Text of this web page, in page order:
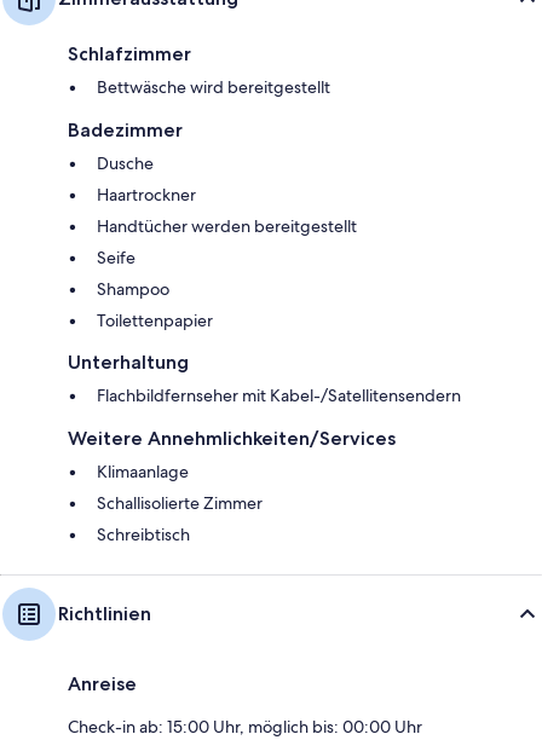
Schlafzimmer
Bettwäsche wird bereitgestellt
Badezimmer
Dusche
Haartrockner
Handtücher werden bereitgestellt
Seife
Shampoo
Toilettenpapier
Unterhaltung
Flachbildfernseher mit Kabel-/Satellitensendern
Weitere Annehmlichkeiten/Services
Klimaanlage
Schallisolierte Zimmer
Schreibtisch
Richtlinien
Anreise
Check-in ab: 15:00 Uhr, möglich bis: 00:00 Uhr